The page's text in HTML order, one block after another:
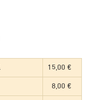
15,00 €
8,00 €